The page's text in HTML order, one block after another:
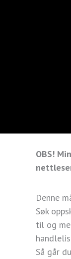
OBS!
Denne
Søk
til og
Så går